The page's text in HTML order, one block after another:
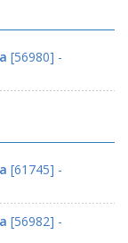
[56980] -
[61745] -
[56982] -